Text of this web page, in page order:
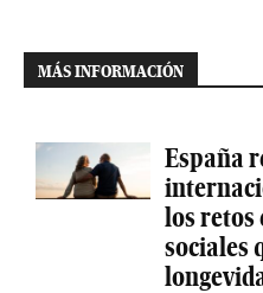
MÁS INFORMACIÓN
España
los retos
sociales